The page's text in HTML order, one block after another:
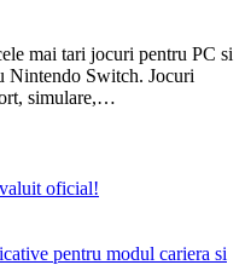
mai tari jocuri pentru PC si
Nintendo Switch. Jocuri
simulare,…
oficial!
pentru modul cariera si